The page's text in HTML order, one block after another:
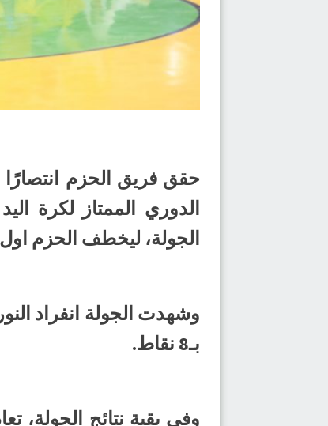
الجولة، ليخطف الحزم
بـ8 نقاط.